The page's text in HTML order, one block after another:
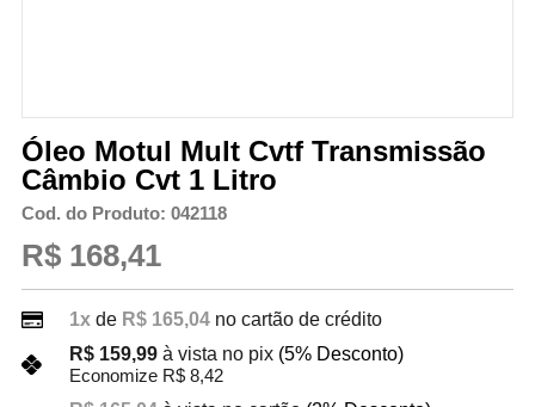
Óleo Motul Mult Cvtf Transmissão
Câmbio Cvt 1 Litro
Cod. do Produto: 042118
R$ 168,41
1xde R$ 165,04 no cartão de crédito
R$ 159,99 à vista no pix (5% Desconto)
Economize R$ 8,42